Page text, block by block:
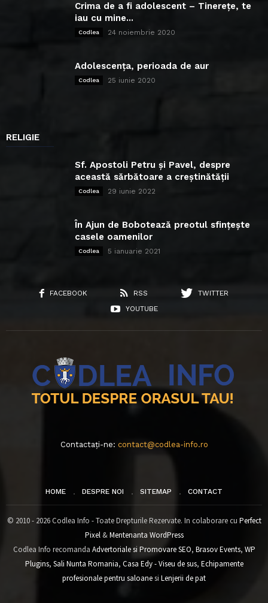
Crima de a fi adolescent – Tinerețe, te
iau cu mine...
Codlea 24 noiembrie 2020
Adolescența, perioada de aur
Codlea 25 iunie 2020
RELIGIE
Sf. Apostoli Petru și Pavel, despre
această sărbătoare a creștinătății
Codlea 29 iunie 2022
În Ajun de Bobotează preotul sfințește
casele oamenilor
Codlea 5 ianuarie 2021
FACEBOOK RSS
TWITTER
YOUTUBE
Contactați-ne: contact@codlea-info.ro
HOME DESPRE NOI SITEMAP CONTACT
© 2010 - 2026 Codlea Info - Toate Drepturile Rezervate. In colaborare cu Perfect
Pixel&Mentenanta WordPress
Codlea Info recomanda Advertoriale si Promovare SEO, Brasov Events, WP
Plugins, Sali Nunta Romania, Casa Edy - Viseu de sus, Echipamente
profesionale pentru saloanesi Lenjerii de pat